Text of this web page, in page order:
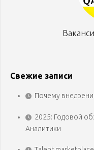
Свежие записи
Почему
2025: Годовой
Аналитики